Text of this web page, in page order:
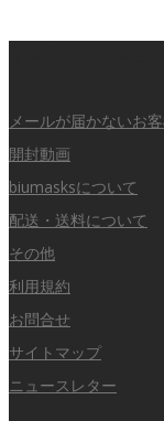
メールが届かないお
開封動画
biumasksについて
配送・送料について
その他
利用規約
お問合せ
サイトマップ
ニュースレター